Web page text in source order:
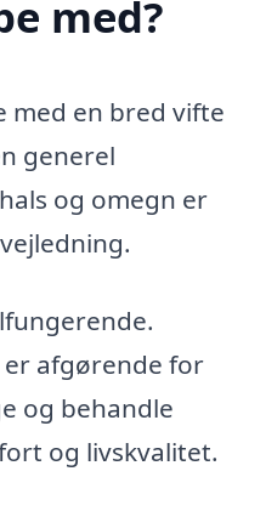
med?
med en bred vifte
generel
og omegn er
afgørende for
og behandle
og livskvalitet.